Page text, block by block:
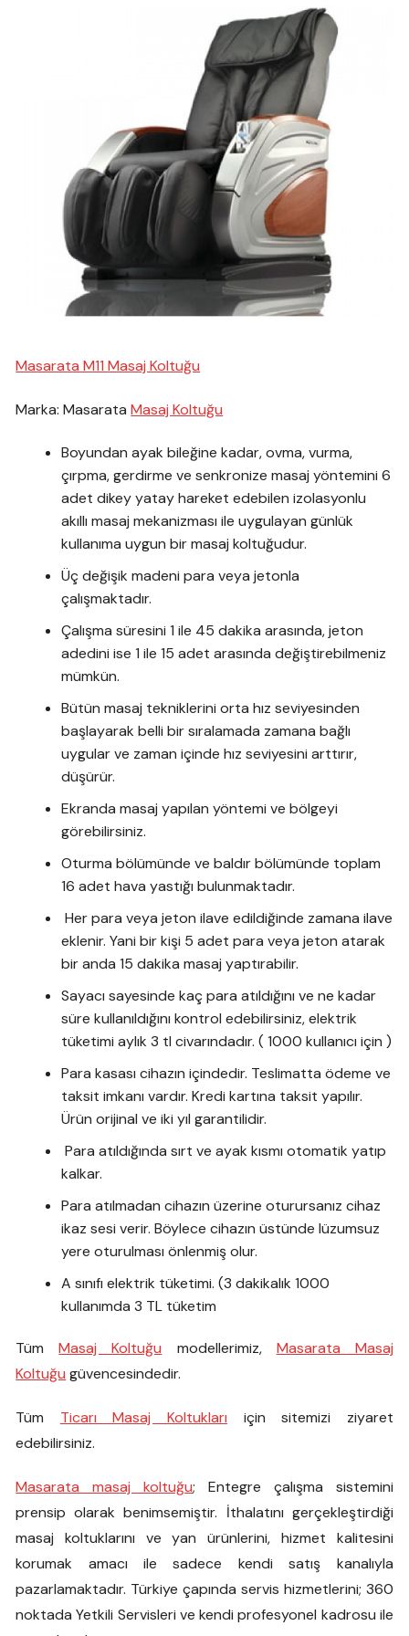
Masarata M11 Masaj Koltuğu
Marka: MasarataMasaj Koltuğu
Boyundan ayak bileğine kadar, ovma, vurma,
çırpma, gerdirme ve senkronize masaj yöntemini 6
adet dikey yatay hareket edebilen izolasyonlu
akıllı masaj mekanizması ile uygulayan günlük
kullanıma uygun bir masaj koltuğudur.
Üç değişik madeni para veya jetonla
çalışmaktadır.
Çalışma süresini 1 ile 45 dakika arasında, jeton
adedini ise 1 ile 15 adet arasında değiştirebilmeniz
mümkün.
Bütün masaj tekniklerini orta hız seviyesinden
başlayarak belli bir sıralamada zamana bağlı
uygular ve zaman içinde hız seviyesini arttırır,
düşürür.
Ekranda masaj yapılan yöntemi ve bölgeyi
görebilirsiniz.
Oturma bölümünde ve baldır bölümünde toplam
16 adet hava yastığı bulunmaktadır.
Her para veya jeton ilave edildiğinde zamana ilave
eklenir. Yani bir kişi 5 adet para veya jeton atarak
bir anda 15 dakika masaj yaptırabilir.
Sayacı sayesinde kaç para atıldığını ve ne kadar
süre kullanıldığını kontrol edebilirsiniz, elektrik
tüketimi aylık 3 tl civarındadır. ( 1000 kullanıcı için )
Para kasası cihazın içindedir. Teslimatta ödeme ve
taksit imkanı vardır. Kredi kartına taksit yapılır.
Ürün orijinal ve iki yıl garantilidir.
Para atıldığında sırt ve ayak kısmı otomatik yatıp
kalkar.
Para atılmadan cihazın üzerine oturursanız cihaz
ikaz sesi verir. Böylece cihazın üstünde lüzumsuz
yere oturulması önlenmiş olur.
A sınıfı elektrik tüketimi. (3 dakikalık 1000
kullanımda 3 TL tüketim
TümMasaj Koltuğu modellerimiz, Masarata Masaj
Koltuğu güvencesindedir.
Tüm Ticarı Masaj Koltukları için sitemizi ziyaret
edebilirsiniz.
Masarata masaj koltuğu; Entegre çalışma sistemini
prensip olarak benimsemiştir. İthalatını gerçekleştirdiği
masaj koltuklarını ve yan ürünlerini, hizmet kalitesini
korumak amacı ile sadece kendi satış kanalıyla
pazarlamaktadır. Türkiye çapında servis hizmetlerini; 360
noktada Yetkili Servisleri ve kendi profesyonel kadrosu ile